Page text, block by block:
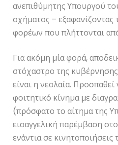
ανεπιθύμητης Υπουργού
σχήματος – εξαφανίζοντας
φορέων που πλήττονται
Για ακόμη μία φορά,
στόχαστρο της
είναι η νεολαία.
φοιτητικό κίνημα με
(πρόσφατο το αίτημα της
εισαγγελική παρέμβαση
ενάντια σε